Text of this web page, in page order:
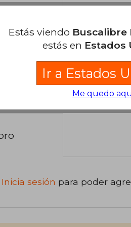
libro
Originales.
Inicia sesión para poder
Estás viendo Buscalibre
estás en Estados
Ir a Estados
Me quedo